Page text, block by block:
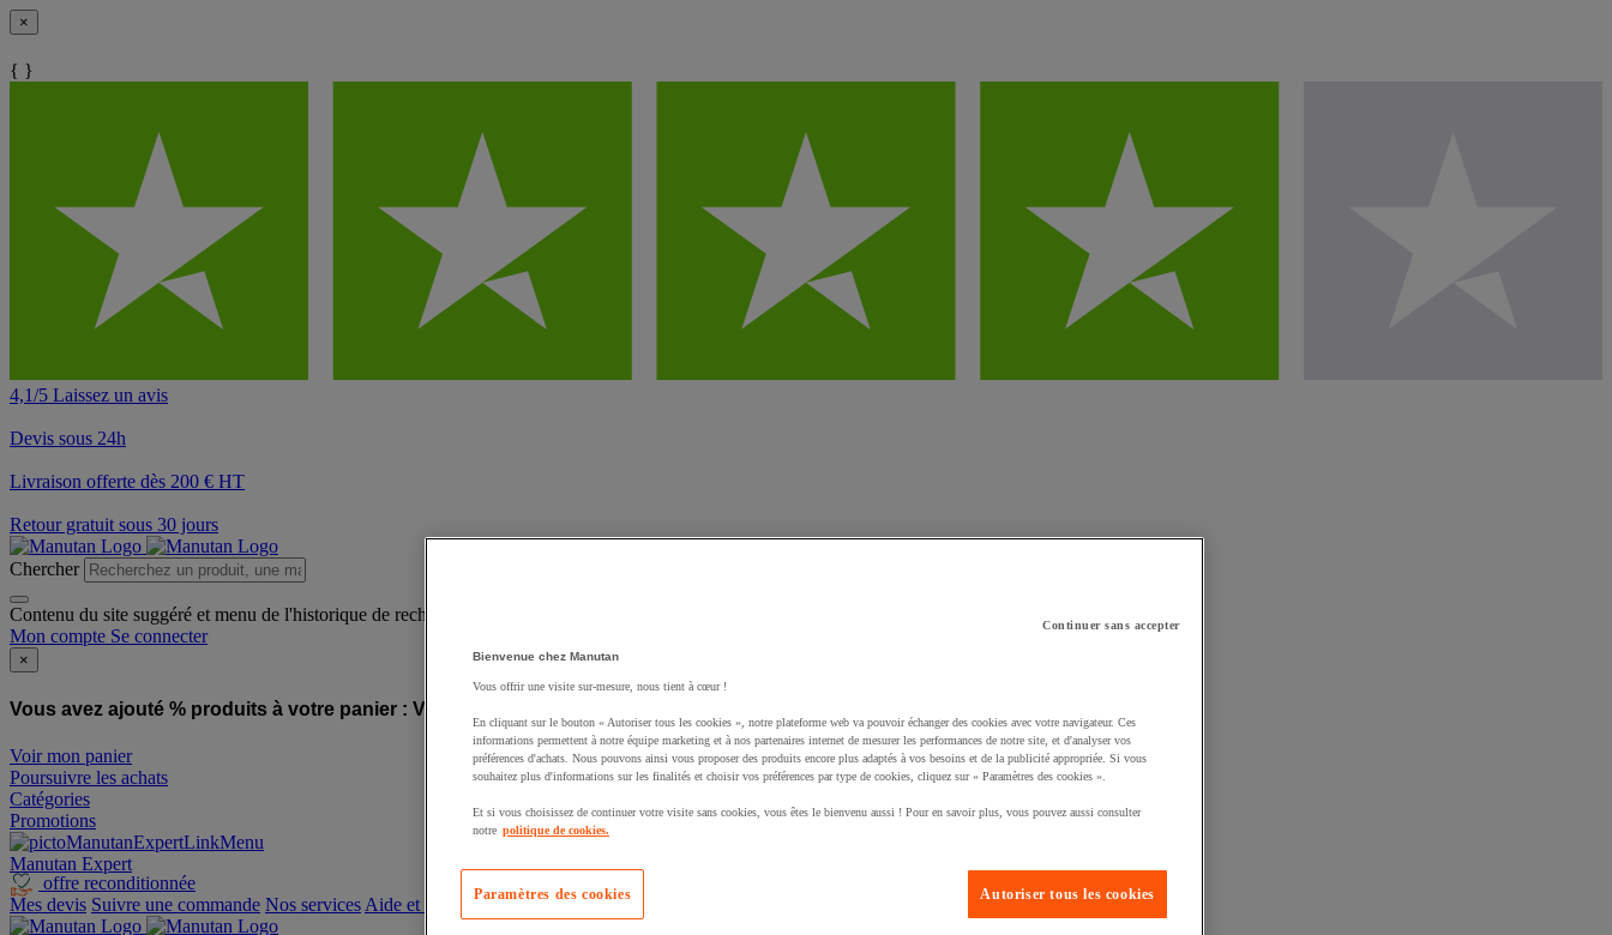
×
{ }
4,1/5 Laissez un avis
Devis sous 24h
Livraison offerte dès 200 € HT
Retour gratuit sous 30 jours
Chercher
Contenu du site suggéré et menu de l'historique de recherche
Mon compte Se connecter
×
Vous avez ajouté % produits à votre panier : Vous avez ajouté un produit à votre panier :
Voir mon panier
Poursuivre les achats
Catégories
Promotions
Manutan Expert
offre reconditionnée
Mes devis Suivre une commande Nos services Aide et contact
Continuer sans accepter
Bienvenue chez Manutan
Vous offrir une visite sur-mesure, nous tient à cœur !
En cliquant sur le bouton « Autoriser tous les cookies », notre plateforme web va pouvoir échanger des cookies avec votre navigateur. Ces
informations permettent à notre équipe marketing et à nos partenaires internet de mesurer les performances de notre site, et d'analyser vos
préférences d'achats. Nous pouvons ainsi vous proposer des produits encore plus adaptés à vos besoins et de la publicité appropriée. Si vous
souhaitez plus d'informations sur les finalités et choisir vos préférences par type de cookies, cliquez sur « Paramètres des cookies ».
Et si vous choisissez de continuer votre visite sans cookies, vous êtes le bienvenu aussi ! Pour en savoir plus, vous pouvez aussi consulter
notre politique de cookies.
Autoriser tous les cookies
Paramètres des cookies